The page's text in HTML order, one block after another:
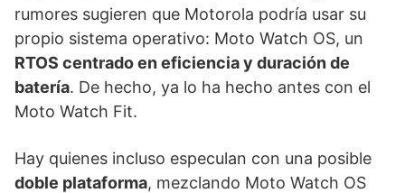
rumores sugieren que Motorola podría usar su
propio sistema operativo: Moto Watch OS, un
RTOS centrado en eficiencia y duración de
batería. De hecho, ya lo ha hecho antes con el
Moto Watch Fit.
Hay quienes incluso especulan con una posible
doble plataforma, mezclando Moto Watch OS